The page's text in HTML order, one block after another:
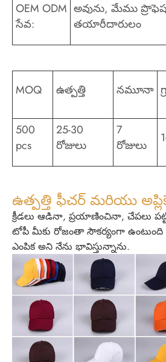
OEM ODM
సేవ:
అవును, మేము
తయారీదారులం
MOQ ఉత్పత్తి నమూనా
500
pcs
25-30
రోజులు
7
రోజులు
ఉత్పత్తి ఫీచర్ మరియు
క్రీడలు ఆడినా, ప్రయాణించినా, చేపలు
టోపీ మీకు రోజంతా సౌకర్యంగా
ఎంపిక అని నేను భావిస్తున్నాను.